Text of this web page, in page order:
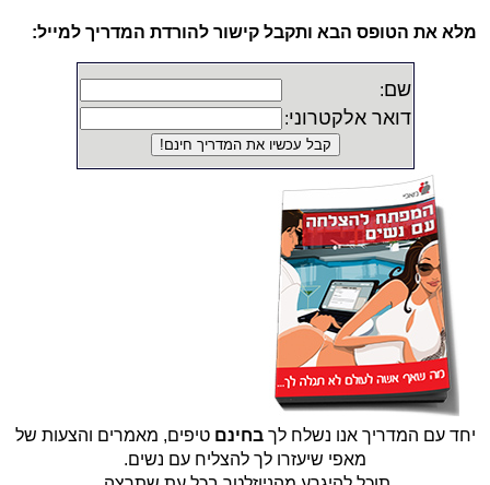
מלא את הטופס הבא ותקבל קישור להורדת המדריך למייל:
שם:
דואר אלקטרוני:
יחד עם המדריך אנו נשלח לךבחינם טיפים, מאמרים והצעות של
מאפי שיעזרו לך להצליח עם נשים.